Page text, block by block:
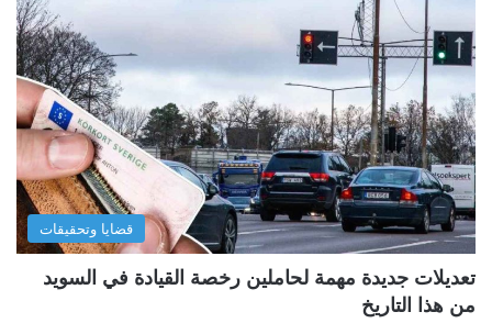
قضايا وتحقيقات
تعديلات جديدة مهمة لحاملين رخصة القيادة في السويد
من هذا التاريخ